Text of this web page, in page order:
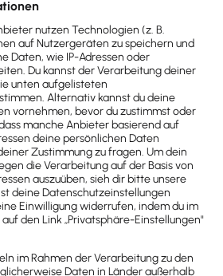
Fragen offen?
für dich da.